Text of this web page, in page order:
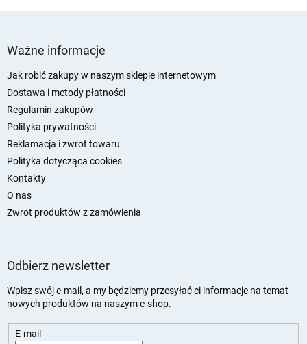
Ważne informacje
Jak robić zakupy w naszym sklepie internetowym
Dostawa i metody płatności
Regulamin zakupów
Polityka prywatności
Reklamacja i zwrot towaru
Polityka dotycząca cookies
Kontakty
O nas
Zwrot produktów z zamówienia
Odbierz newsletter
Wpisz swój e-mail, a my będziemy przesyłać ci informacje na temat
nowych produktów na naszym e-shop.
E-mail